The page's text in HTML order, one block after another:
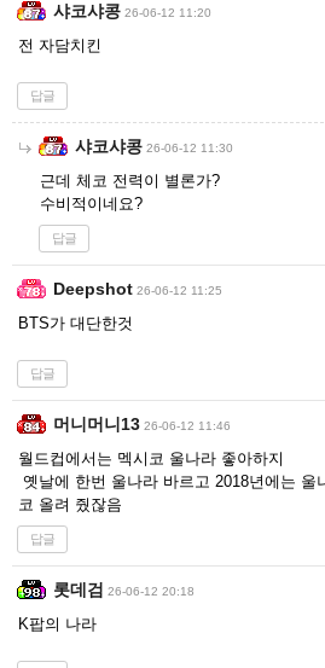
샤코샤콩 26-06-12 11:20
전 자담치킨
답글
샤코샤콩 26-06-12 11:30
근데 체코 전력이 별론가?
수비적이네요?
답글
Deepshot 26-06-12 11:25
BTS가 대단한것
답글
머니머니13 26-06-12 11:46
월드컵에서는 멕시코 울나라 좋아하지
옛날에 한번 울나라 바르고 2018년에는 울
코 올려 줬잖음
답글
롯데검 26-06-12 20:18
K팝의 나라